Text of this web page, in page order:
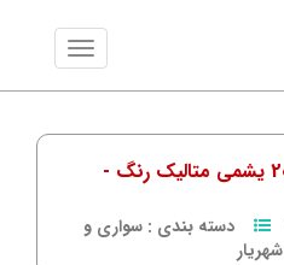
فروش دولتی پژو 206 یشمی متالیک رنگ -
دسته بندی : سواری و
شهریار